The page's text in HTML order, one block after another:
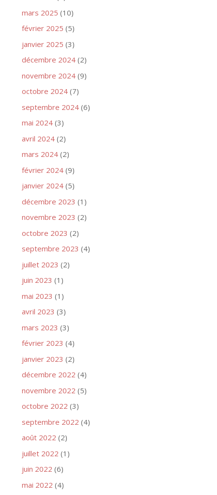
mars 2025 (10)
février 2025 (5)
janvier 2025 (3)
décembre 2024(2)
novembre 2024(9)
octobre 2024(7)
septembre 2024(6)
mai 2024(3)
avril 2024(2)
mars 2024(2)
février 2024(9)
janvier 2024(5)
décembre 2023 (1)
novembre 2023 (2)
octobre 2023 (2)
septembre 2023 (4)
juillet 2023 (2)
juin 2023 (1)
mai 2023 (1)
avril 2023 (3)
mars 2023 (3)
février 2023 (4)
janvier 2023 (2)
décembre 2022 (4)
novembre 2022 (5)
octobre 2022 (3)
septembre 2022 (4)
août 2022 (2)
juillet 2022 (1)
juin 2022 (6)
mai 2022 (4)